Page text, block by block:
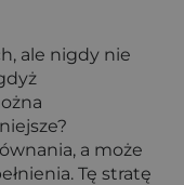
ale nigdy nie
a może
Tę stratę